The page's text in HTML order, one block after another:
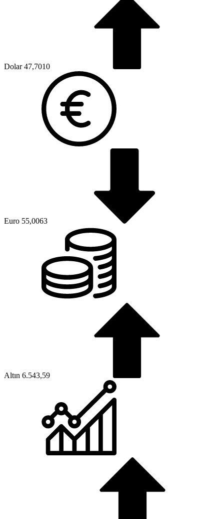
Dolar 47,7010
Euro 55,0063
Altın 6.543,59